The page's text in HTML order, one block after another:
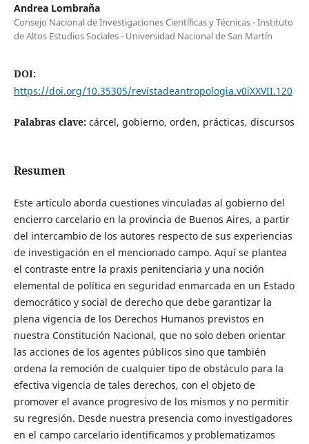
Andrea Lombraña
Consejo Nacional de Investigaciones Científicas y Técnicas - Instituto
de Altos Estudios Sociales - Universidad Nacional de San Martín
DOI:
https://doi.org/10.35305/revistadeantropologia.v0iXXVII.120
Palabras clave: cárcel, gobierno, orden, prácticas, discursos
Resumen
Este artículo aborda cuestiones vinculadas al gobierno del
encierro carcelario en la provincia de Buenos Aires, a partir
del intercambio de los autores respecto de sus experiencias
de investigación en el mencionado campo. Aquí se plantea
el contraste entre la praxis penitenciaria y una noción
elemental de política en seguridad enmarcada en un Estado
democrático y social de derecho que debe garantizar la
plena vigencia de los Derechos Humanos previstos en
nuestra Constitución Nacional, que no solo deben orientar
las acciones de los agentes públicos sino que también
ordena la remoción de cualquier tipo de obstáculo para la
efectiva vigencia de tales derechos, con el objeto de
promover el avance progresivo de los mismos y no permitir
su regresión. Desde nuestra presencia como investigadores
en el campo carcelario identificamos y problematizamos